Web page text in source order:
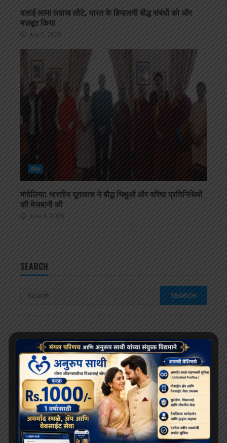
दलाई लामा लद्दाख लौटे, भारत के हिमालयी बौद्ध संबंधों को और
मज़बूत किया
July 1, 2026
विदेश
मंगोलिया: भारतीय दूतावास ने बौद्ध भिक्षुओं और वरिष्ठ प्रतिनिधियों
की मेजबानी की
June 8, 2026
SEARCH
Search